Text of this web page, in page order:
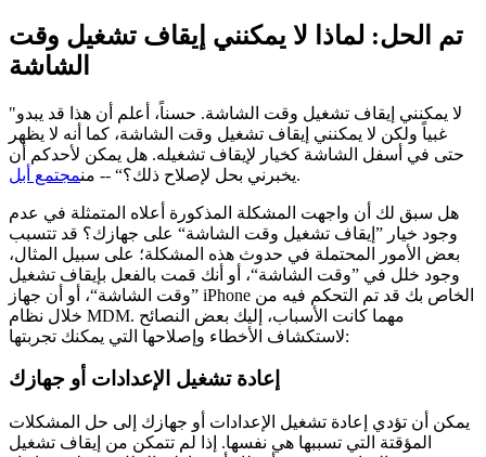
تم الحل: لماذا لا يمكنني إيقاف تشغيل وقت
الشاشة
"لا يمكنني إيقاف تشغيل وقت الشاشة. حسناً، أعلم أن هذا قد يبدو
غبياً ولكن لا يمكنني إيقاف تشغيل وقت الشاشة، كما أنه لا يظهر
حتى في أسفل الشاشة كخيار لإيقاف تشغيله. هل يمكن لأحدكم أن
يخبرني بحل لإصلاح ذلك؟“ -- منمجتمع أبل .
هل سبق لك أن واجهت المشكلة المذكورة أعلاه المتمثلة في عدم
وجود خيار ”إيقاف تشغيل وقت الشاشة“ على جهازك؟ قد تتسبب
بعض الأمور المحتملة في حدوث هذه المشكلة؛ على سبيل المثال،
وجود خلل في ”وقت الشاشة“، أو أنك قمت بالفعل بإيقاف تشغيل
”وقت الشاشة“، أو أن جهاز iPhone الخاص بك قد تم التحكم فيه من
خلال نظام MDM. مهما كانت الأسباب، إليك بعض النصائح
لاستكشاف الأخطاء وإصلاحها التي يمكنك تجربتها:
إعادة تشغيل الإعدادات أو جهازك
يمكن أن تؤدي إعادة تشغيل الإعدادات أو جهازك إلى حل المشكلات
المؤقتة التي تسببها هي نفسها. إذا لم تتمكن من إيقاف تشغيل